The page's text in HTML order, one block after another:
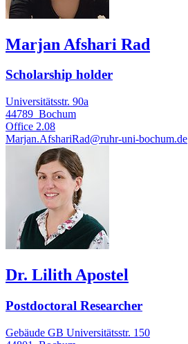
Marjan Afshari Rad
Scholarship holder
Universitätsstr. 90a
44789 Bochum
Office 2.08
Marjan.AfshariRad@ruhr-uni-bochum.de
Dr. Lilith Apostel
Postdoctoral Researcher
Gebäude GB Universitätsstr. 150